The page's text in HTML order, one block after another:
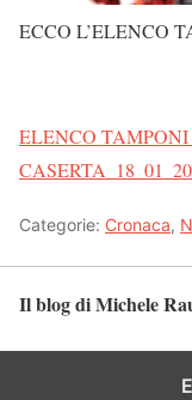
ECCO L’ELENCO
ELENCO
Categorie: Cronaca,
Il blog di Michele